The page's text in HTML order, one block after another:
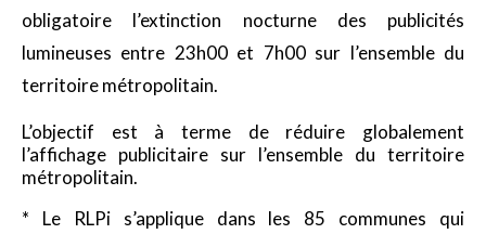
obligatoire l’extinction nocturne des publicités
lumineuses entre 23h00 et 7h00 sur l’ensemble du
territoire métropolitain.
L’objectif est à terme de réduire globalement
l’affichage publicitaire sur l’ensemble du territoire
métropolitain.
* Le RLPi s’applique dans les 85 communes qui